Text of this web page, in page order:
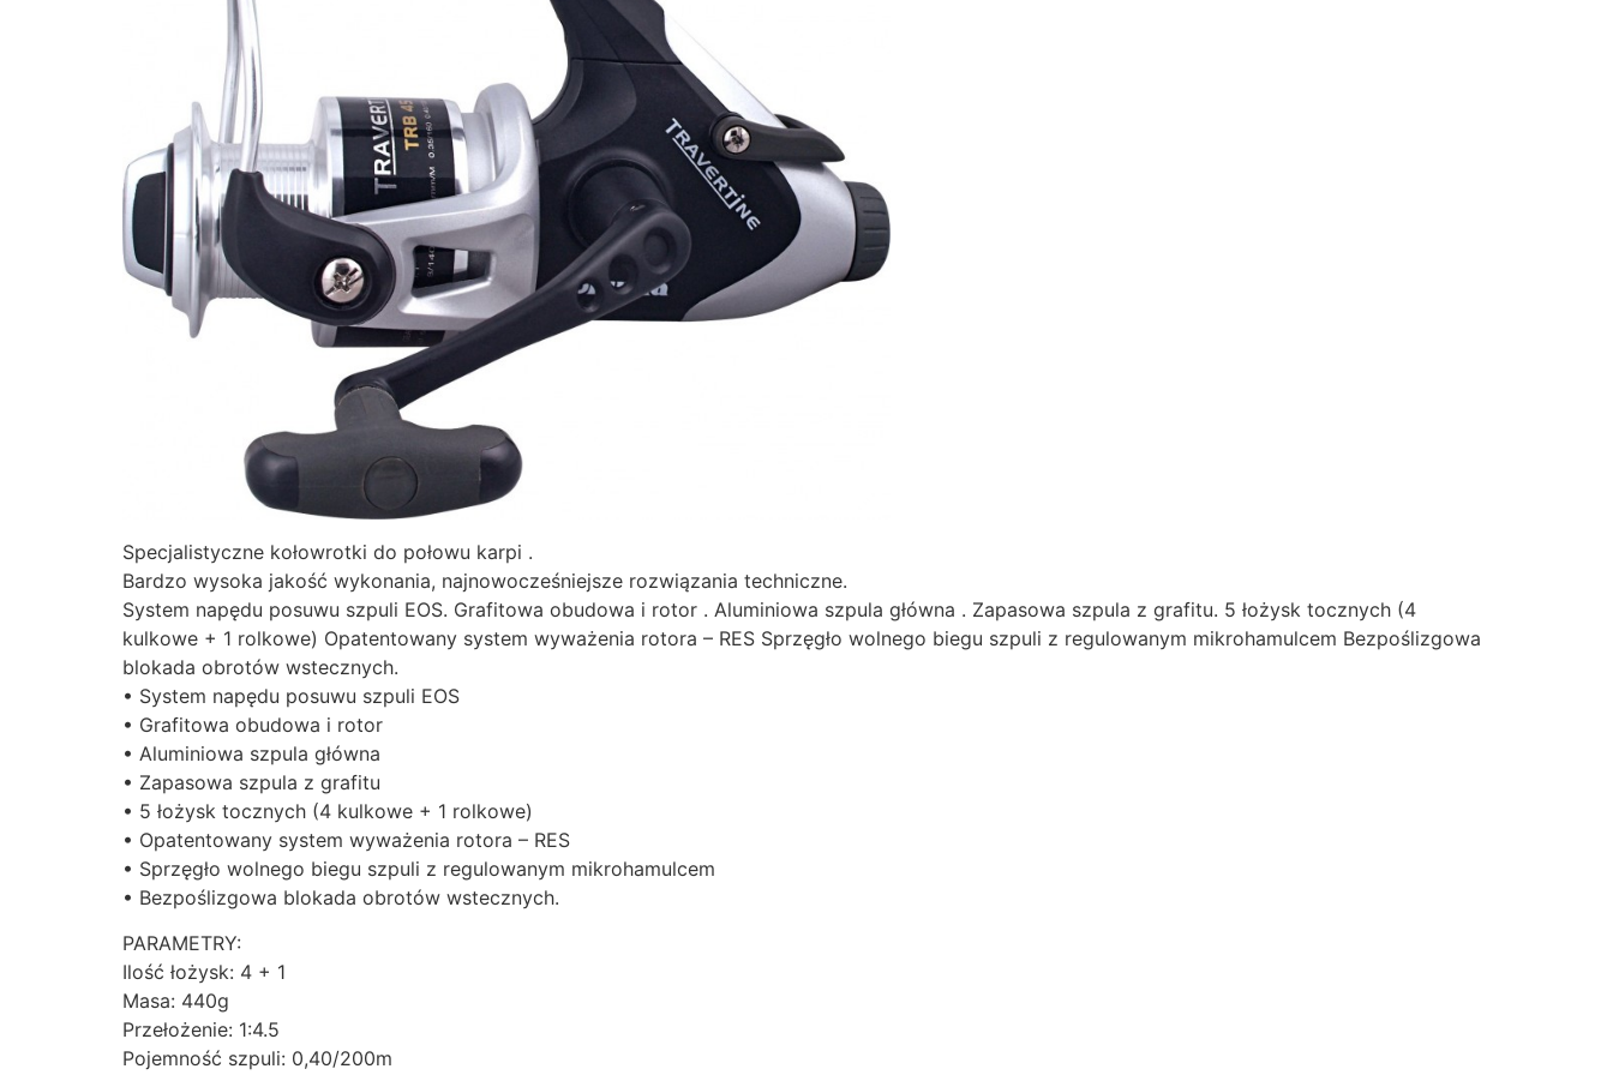
Specjalistyczne kołowrotki do połowu karpi .
Bardzo wysoka jakość wykonania, najnowocześniejsze rozwiązania techniczne.
System napędu posuwu szpuli EOS. Grafitowa obudowa i rotor . Aluminiowa szpula główna . Zapasowa szpula z grafitu. 5 łożysk tocznych (4
kulkowe + 1 rolkowe) Opatentowany system wyważenia rotora – RES Sprzęgło wolnego biegu szpuli z regulowanym mikrohamulcem Bezpoślizgowa
blokada obrotów wstecznych.
• System napędu posuwu szpuli EOS
• Grafitowa obudowa i rotor
• Aluminiowa szpula główna
• Zapasowa szpula z grafitu
• 5 łożysk tocznych (4 kulkowe + 1 rolkowe)
• Opatentowany system wyważenia rotora – RES
• Sprzęgło wolnego biegu szpuli z regulowanym mikrohamulcem
• Bezpoślizgowa blokada obrotów wstecznych.
PARAMETRY:
Ilość łożysk: 4 + 1
Masa: 440g
Przełożenie: 1:4.5
Pojemność szpuli: 0,40/200m